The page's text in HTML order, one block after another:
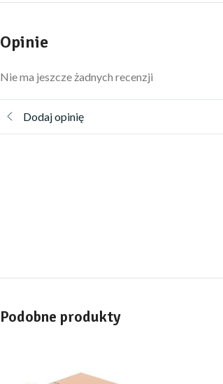
Opinie
Nie ma jeszcze żadnych recenzji
Dodaj opinię
Podobne produkty